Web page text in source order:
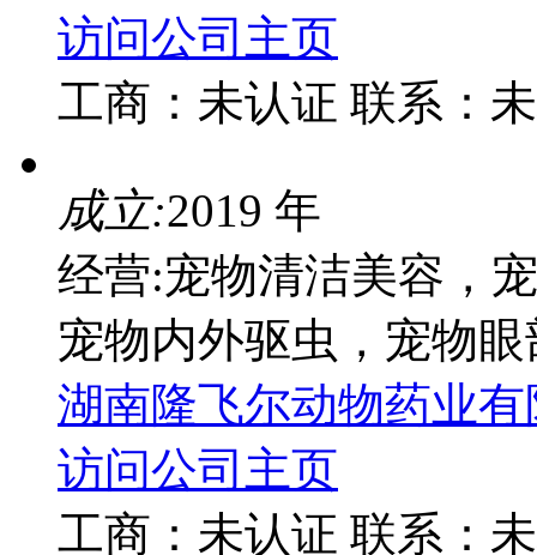
访问公司主页
工商： 未认证 联系：
成立:2019 年
经营:宠物清洁美容，
宠物内外驱虫，宠物
湖南隆飞尔动物药业
访问公司主页
工商： 未认证 联系：